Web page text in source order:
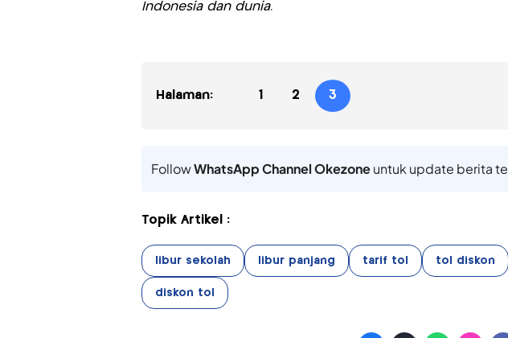
Indonesia dan dunia.
Halaman: 1 2 3
FollowWhatsApp Channel Okezoneuntuk update berita
Topik Artikel :
libur sekolah libur panjang tarif tol tol diskon
diskon tol